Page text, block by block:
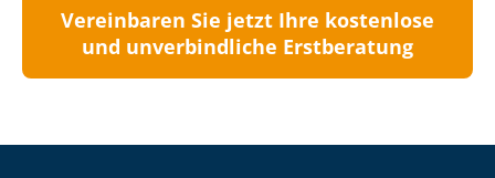
Vereinbaren Sie jetzt Ihre kostenlose
und unverbindliche Erstberatung